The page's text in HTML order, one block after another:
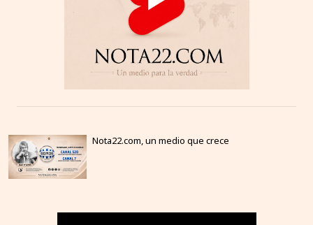
Nota22.com, un medio que crece